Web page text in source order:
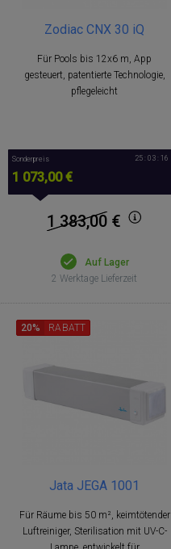
Zodiac CNX 30 iQ
Für Pools bis 12x6 m, App
gesteuert, patentierte Technologie,
pflegeleicht
Sonderpreis
1 073,00 €
25 : 03 : 15
1 383,00 €
Auf Lager
2 Werktage Lieferzeit
Jata JEGA 1001
Für Räume bis 50 m², keimtötender
Luftreiniger, Sterilisation mit UV-C-
20% RABATT